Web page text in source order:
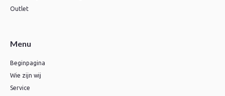
Outlet
Menu
Beginpagina
Wie zijn wij
Service